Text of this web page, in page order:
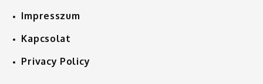
Impresszum
Kapcsolat
Privacy Policy